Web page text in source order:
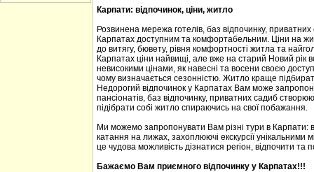
Карпати: відпочинок, ціни, житло
Розвинена мережа готелів, баз відпочинку,
Карпатах доступним та комфортабельним. Ціни на
до витягу, бювету, рівня комфортності житла та
Карпатах ціни найвищі, але вже на старий Новий рік
невисокими цінами, як навесні та восени своєю
чому визначається сезонністю. Житло краще
Недорогий відпочинок у Карпатах Вам може
пансіонатів, баз відпочинку, приватних садиб
підібрати собі житло спираючись на свої побажання.
Ми можемо запропонувати Вам різні тури в Карпати:
катання на лижах, захоплюючі екскурсії
це чудова можливість дізнатися регіон, відпочити та
Бажаємо Вам приємного відпочинку у Карпатах!!!